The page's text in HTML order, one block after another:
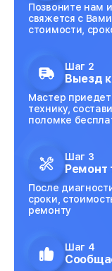
Позвоните нам
свяжется с
стоимости,
Шаг 2
Выезд
Мастер
технику,
поломке
Шаг 3
Ремонт
После
сроки,
ремонту
Шаг 4